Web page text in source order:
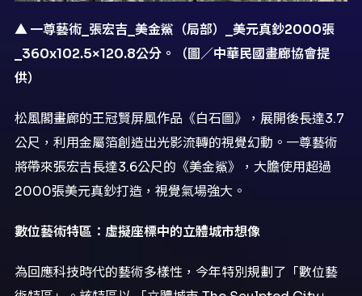
▲一尊藝術_ 張宏吉_ 美金鯊（局部）_ 美元真鈔2000張
_360x102.5×120.8公分。（圖／中華民國畫廊協會提
供）
松風閣畫廊的王冠賢屏風作品《白石圖》，展開後長達3.7
公尺，利用金屬箔創造出光影流轉的視覺幻動。一尊藝術
將帶來張宏吉長達3.6公尺的《美金鯊》，大膽使用超過
2000張美元真鈔打造，視覺氣場強大。
數位藝術特區：虛擬座標中的立體城市想像
為回應科技時代的藝術多樣性，今年特別規劃了「數位藝